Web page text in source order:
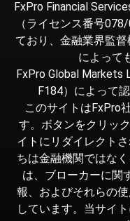
FxPro Financial
（ライセンス番号
ており、金融業界監督
によって
FxPro Global Markets
F184）によって
このサイトはFxPro
す。ボタンをクリッ
イトにリダイレクト
ちは金融機関ではな
は、ブローカーに関
報、およびそれらの
しています。当サイ